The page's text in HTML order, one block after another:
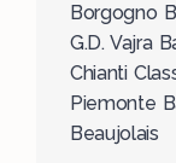
Borgogno
G.D. Vajra
Chianti
Piemonte
Beaujolais